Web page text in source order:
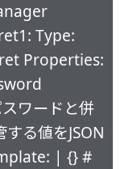
Type:
Properties:
ワードと併
る値をJSON
| {} #